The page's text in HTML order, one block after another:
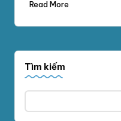
Read More
Tìm kiếm